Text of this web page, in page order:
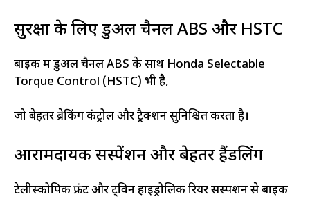
सुरक्षा के लिए डुअल चैनल ABS और HSTC
बाइक में डुअल चैनल ABS के साथ Honda Selectable
Torque Control (HSTC) भी है,
जो बेहतर ब्रेकिंग कंट्रोल और ट्रैक्शन सुनिश्चित करता है।
आरामदायक सस्पेंशन और बेहतर हैंडलिंग
टेलीस्कोपिक फ्रंट और ट्विन हाइड्रोलिक रियर सस्पेंशन से बाइक